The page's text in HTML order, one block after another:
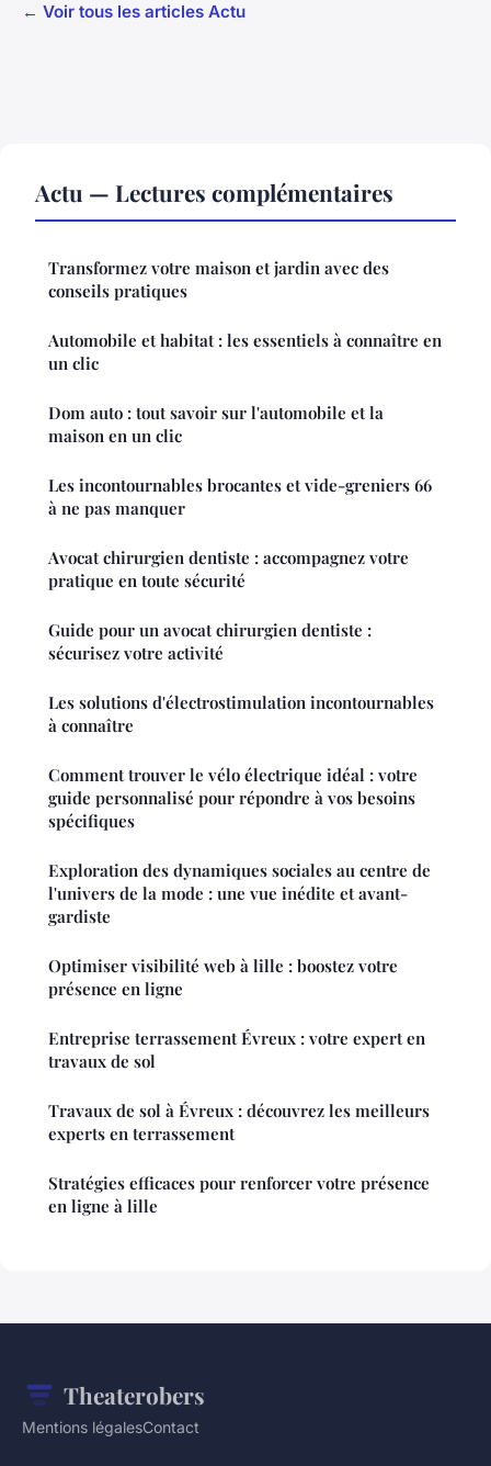
← Voir tous les articles Actu
Actu — Lectures complémentaires
Transformez votre maison et jardin avec des
conseils pratiques
Automobile et habitat : les essentiels à connaître en
un clic
Dom auto : tout savoir sur l'automobile et la
maison en un clic
Les incontournables brocantes et vide-greniers 66
à ne pas manquer
Avocat chirurgien dentiste : accompagnez votre
pratique en toute sécurité
Guide pour un avocat chirurgien dentiste :
sécurisez votre activité
Les solutions d'électrostimulation incontournables
à connaître
Comment trouver le vélo électrique idéal : votre
guide personnalisé pour répondre à vos besoins
spécifiques
Exploration des dynamiques sociales au centre de
l'univers de la mode : une vue inédite et avant-
gardiste
Optimiser visibilité web à lille : boostez votre
présence en ligne
Entreprise terrassement Évreux : votre expert en
travaux de sol
Travaux de sol à Évreux : découvrez les meilleurs
experts en terrassement
Stratégies efficaces pour renforcer votre présence
en ligne à lille
Theaterobers
Mentions légalesContact